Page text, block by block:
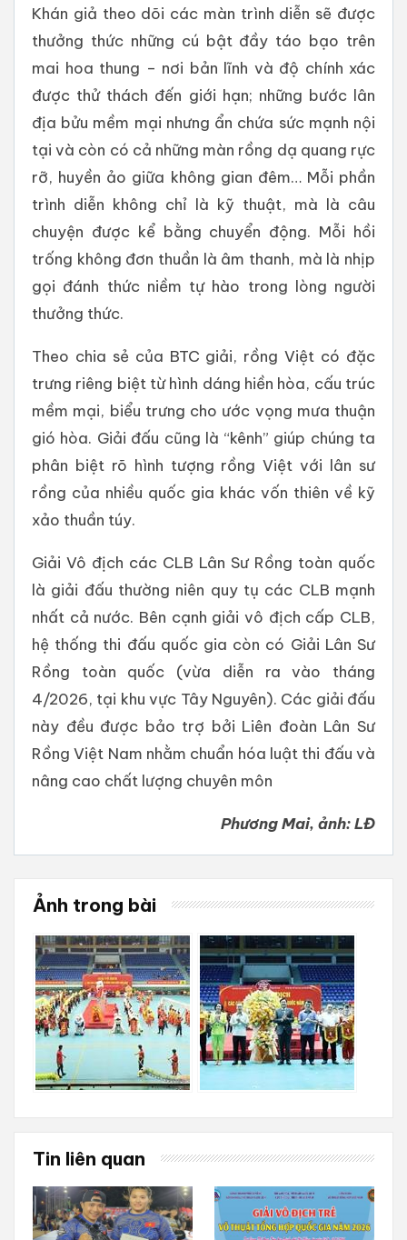
Khán giả theo dõi các màn trình diễn sẽ được
thưởng thức những cú bật đầy táo bạo trên
mai hoa thung – nơi bản lĩnh và độ chính xác
được thử thách đến giới hạn; những bước lân
địa bửu mềm mại nhưng ẩn chứa sức mạnh nội
tại và còn có cả những màn rồng dạ quang rực
rỡ, huyền ảo giữa không gian đêm… Mỗi phần
trình diễn không chỉ là kỹ thuật, mà là câu
chuyện được kể bằng chuyển động. Mỗi hồi
trống không đơn thuần là âm thanh, mà là nhịp
gọi đánh thức niềm tự hào trong lòng người
thưởng thức.
Theo chia sẻ của BTC giải, rồng Việt có đặc
trưng riêng biệt từ hình dáng hiền hòa, cấu trúc
mềm mại, biểu trưng cho ước vọng mưa thuận
gió hòa. Giải đấu cũng là “kênh” giúp chúng ta
phân biệt rõ hình tượng rồng Việt với lân sư
rồng của nhiều quốc gia khác vốn thiên về kỹ
xảo thuần túy.
Giải Vô địch các CLB Lân Sư Rồng toàn quốc
là giải đấu thường niên quy tụ các CLB mạnh
nhất cả nước. Bên cạnh giải vô địch cấp CLB,
hệ thống thi đấu quốc gia còn có Giải Lân Sư
Rồng toàn quốc (vừa diễn ra vào tháng
4/2026, tại khu vực Tây Nguyên). Các giải đấu
này đều được bảo trợ bởi Liên đoàn Lân Sư
Rồng Việt Nam nhằm chuẩn hóa luật thi đấu và
nâng cao chất lượng chuyên môn
Phương Mai, ảnh: LĐ
Ảnh trong bài
Tin liên quan